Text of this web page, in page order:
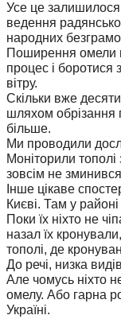
Усе це залишилося
ведення
народних
Поширення омели
процес і
вітру.
Скільки вже
шляхом обрізання
більше.
Ми проводили
Моніторили
зовсім не
Інше цікаве
Києві. Там у районі
Поки їх ніхто не
назал їх
тополі, де
До речі, низка
Але чомусь ніхто
омелу. Або гарна
Україні.